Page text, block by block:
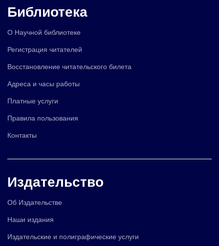
Библиотека
О Научной библиотеке
Регистрация читателей
Восстановление читательского билета
Адреса и часы работы
Платные услуги
Правила пользования
Контакты
Издательство
Об Издательстве
Наши издания
Издательские и полиграфические услуги